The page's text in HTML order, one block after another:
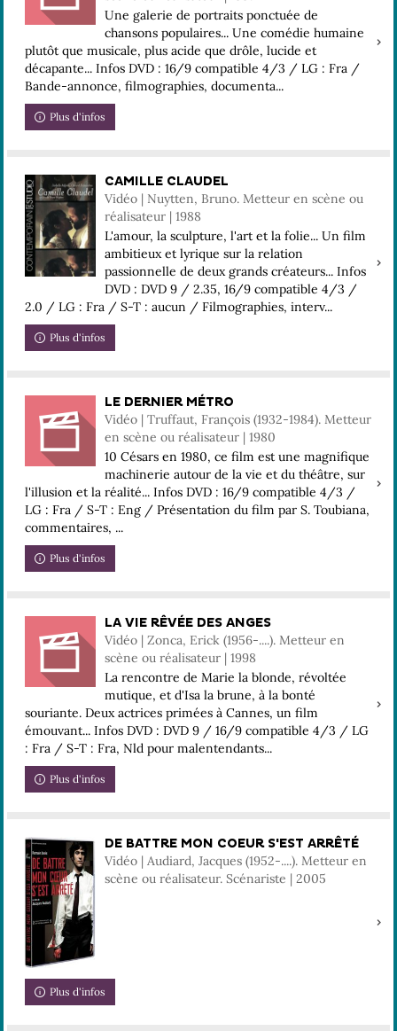
Une galerie de portraits ponctuée de
chansons populaires... Une comédie humaine
plutôt que musicale, plus acide que drôle, lucide et
décapante... Infos DVD : 16/9 compatible 4/3 / LG : Fra /
Bande-annonce, filmographies, documenta...
Plus d'infos
CAMILLE CLAUDEL
Vidéo | Nuytten, Bruno. Metteur en scène ou
réalisateur | 1988
L'amour, la sculpture, l'art et la folie... Un film
ambitieux et lyrique sur la relation
passionnelle de deux grands créateurs... Infos
DVD : DVD 9 / 2.35, 16/9 compatible 4/3 /
2.0 / LG : Fra / S-T : aucun / Filmographies, interv...
Plus d'infos
LE DERNIER MÉTRO
Vidéo | Truffaut, François (1932-1984). Metteur
en scène ou réalisateur | 1980
10 Césars en 1980, ce film est une magnifique
machinerie autour de la vie et du théâtre, sur
l'illusion et la réalité... Infos DVD : 16/9 compatible 4/3 /
LG : Fra / S-T : Eng / Présentation du film par S. Toubiana,
commentaires, ...
Plus d'infos
LA VIE RÊVÉE DES ANGES
Vidéo | Zonca, Erick (1956-....). Metteur en
scène ou réalisateur | 1998
La rencontre de Marie la blonde, révoltée
mutique, et d'Isa la brune, à la bonté
souriante. Deux actrices primées à Cannes, un film
émouvant... Infos DVD : DVD 9 / 16/9 compatible 4/3 / LG
: Fra / S-T : Fra, Nld pour malentendants...
Plus d'infos
DE BATTRE MON COEUR S'EST ARRÊTÉ
Vidéo | Audiard, Jacques (1952-....). Metteur en
scène ou réalisateur. Scénariste | 2005
Plus d'infos